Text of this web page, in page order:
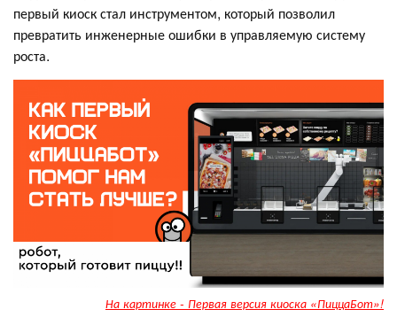
первый киоск стал инструментом, который позволил
превратить инженерные ошибки в управляемую систему
роста.
На картинке - Первая версия киоска «ПиццаБот»!